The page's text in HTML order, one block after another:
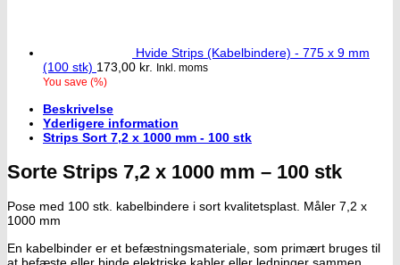
Hvide Strips (Kabelbindere) - 775 x 9 mm
(100 stk) 173,00 kr. Inkl. moms
You save (%)
Beskrivelse
Yderligere information
Strips Sort 7,2 x 1000 mm - 100 stk
Sorte Strips 7,2 x 1000 mm – 100 stk
Pose med 100 stk. kabelbindere i sort kvalitetsplast. Måler 7,2 x
1000 mm
En kabelbinder er et befæstningsmateriale, som primært bruges til